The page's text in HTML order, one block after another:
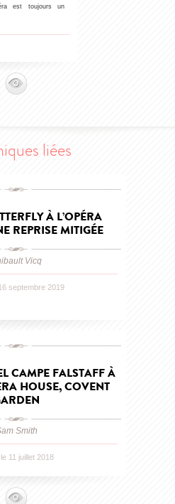
est toujours un
liées
À L’OPÉRA
REPRISE MITIGÉE
Vicq
septembre 2019
CAMPE FALSTAFF À
HOUSE, COVENT
Smith
11 juillet 2018